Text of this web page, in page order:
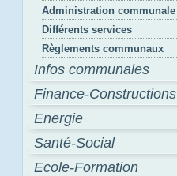
Administration communale
Différents services
Règlements communaux
Infos communales
Finance-Constructions
Energie
Santé-Social
Ecole-Formation